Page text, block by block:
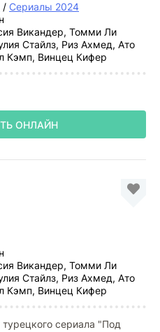
/ Сериалы 2024
Викандер, Томми Ли
Стайлз, Риз Ахмед, Ато
Кэмп, Винцец Кифер
ОНЛАЙН
Викандер, Томми Ли
Стайлз, Риз Ахмед, Ато
Кэмп, Винцец Кифер
сериала "Под